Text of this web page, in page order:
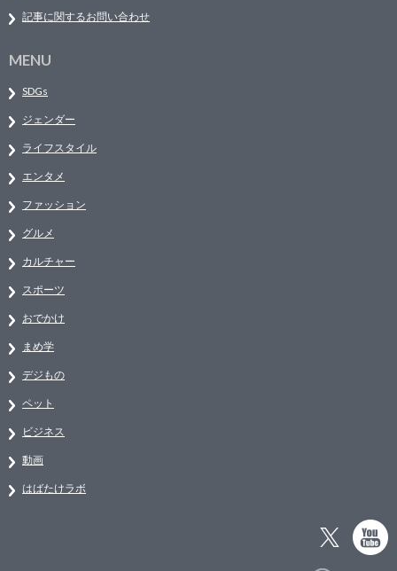
記事に関するお問い合わせ
MENU
SDGs
ジェンダー
ライフスタイル
エンタメ
ファッション
グルメ
カルチャー
スポーツ
おでかけ
まめ学
デジもの
ペット
ビジネス
動画
はばたけラボ